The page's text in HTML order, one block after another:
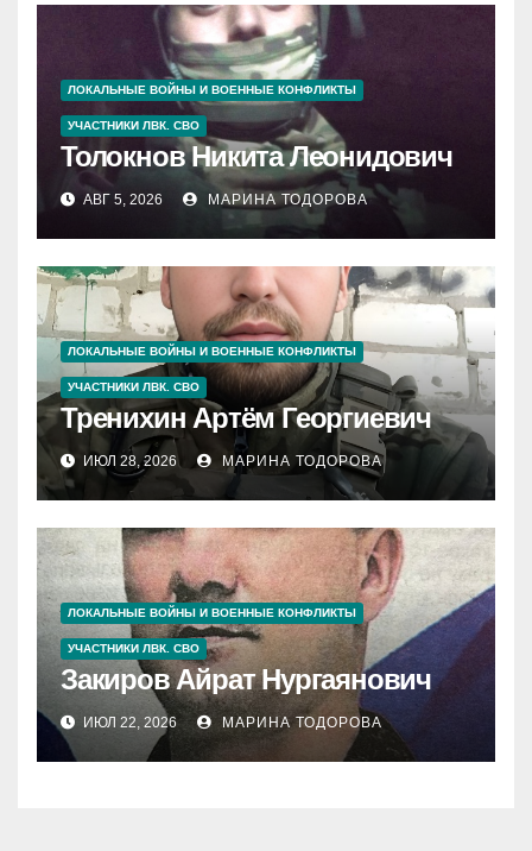
ЛОКАЛЬНЫЕ ВОЙНЫ И ВОЕННЫЕ КОНФЛИКТЫ
УЧАСТНИКИ ЛВК. СВО
Толокнов Никита Леонидович
АВГ 5, 2026 МАРИНА ТОДОРОВА
ЛОКАЛЬНЫЕ ВОЙНЫ И ВОЕННЫЕ КОНФЛИКТЫ
УЧАСТНИКИ ЛВК. СВО
Тренихин Артём Георгиевич
ИЮЛ 28, 2026 МАРИНА ТОДОРОВА
ЛОКАЛЬНЫЕ ВОЙНЫ И ВОЕННЫЕ КОНФЛИКТЫ
УЧАСТНИКИ ЛВК. СВО
Закиров Айрат Нургаянович
ИЮЛ 22, 2026 МАРИНА ТОДОРОВА